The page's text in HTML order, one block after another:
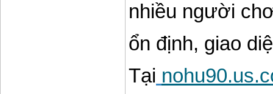
nhiều người
ổn định, giao
Tại